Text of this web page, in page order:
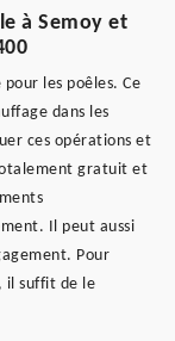
à Semoy et
les poêles. Ce
dans les
ces opérations et
gratuit et
Il peut aussi
Pour
il suffit de le